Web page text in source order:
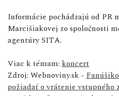
Informácie pochádzajú od PR
Marcišiakovej zo spoločnosti
agentúry SITA.
Viac k témam: koncert
Zdroj: Webnoviny.sk -
požiadať o vrátenie vstupného